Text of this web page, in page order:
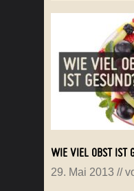
WIE VIEL OBST IST
29. Mai 2013 //